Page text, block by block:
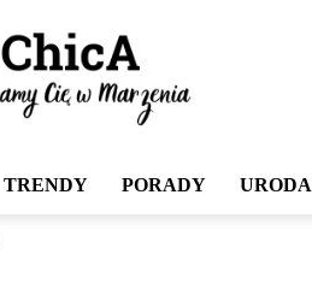
TRENDY PORADY URODA